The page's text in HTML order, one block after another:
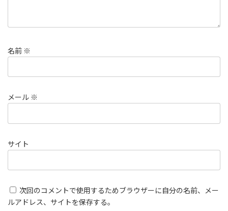
名前 ※
メール ※
サイト
次回のコメントで使用するためブラウザーに自分の名前、メー
ルアドレス、サイトを保存する。